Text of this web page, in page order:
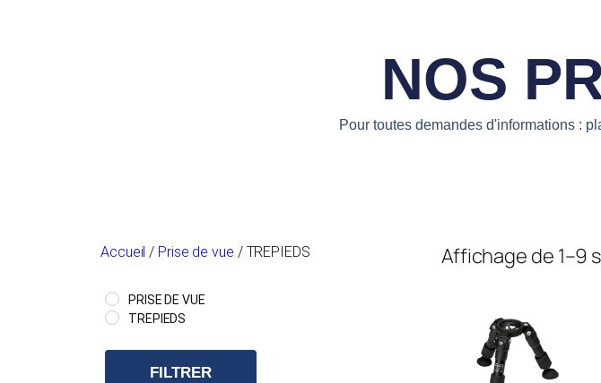
NOS
Pour toutes demandes d'informations :
Accueil / Prise de vue / TREPIEDS
PRISE DE VUE
TREPIEDS
FILTRER
Affichage de 1–9